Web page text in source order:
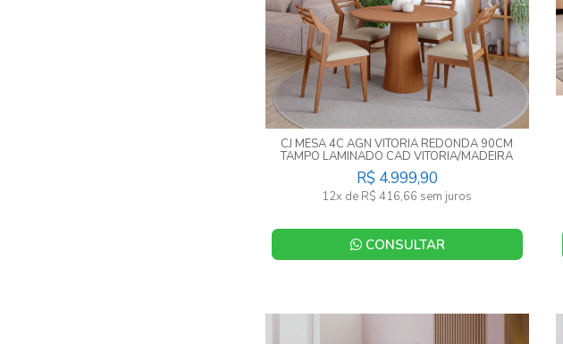
CJ MESA 4C AGN VITORIA REDONDA 90CM
TAMPO LAMINADO CAD VITORIA/MADEIRA
R$ 4.999,90
12x de R$ 416,66 sem juros
CONSULTAR